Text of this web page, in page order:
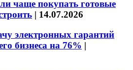
чаще покупать готовые
| 14.07.2026
электронных гарантий
бизнеса на 76% |